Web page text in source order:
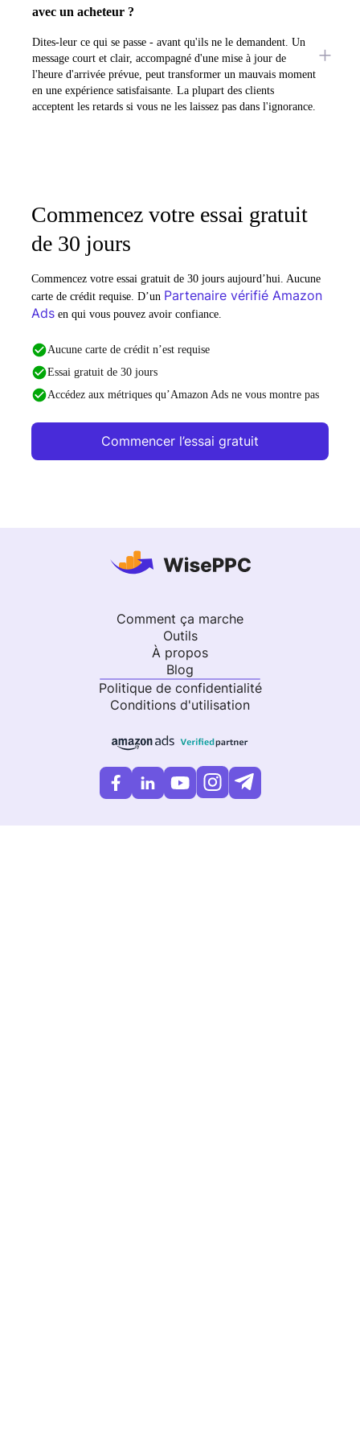
avec un acheteur ?
Dites-leur ce qui se passe - avant qu'ils ne le demandent. Un
message court et clair, accompagné d'une mise à jour de
l'heure d'arrivée prévue, peut transformer un mauvais moment
en une expérience satisfaisante. La plupart des clients
acceptent les retards si vous ne les laissez pas dans l'ignorance.
Commencez votre essai gratuit
de 30 jours
Commencez votre essai gratuit de 30 jours aujourd’hui. Aucune
carte de crédit requise. D’un Partenaire vérifié Amazon
Ads en qui vous pouvez avoir confiance.
Aucune carte de crédit n’est requise
Essai gratuit de 30 jours
Accédez aux métriques qu’Amazon Ads ne vous montre pas
Commencer l’essai gratuit
Comment ça marche
Outils
À propos
Blog
Politique de confidentialité
Conditions d'utilisation